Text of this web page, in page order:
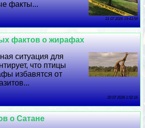
факты...
21 07 2026 19:43:59
фактов о жирафах
ситуация для
что птицы
избавятся от
20 07 2026 1:52:16
о Сатане